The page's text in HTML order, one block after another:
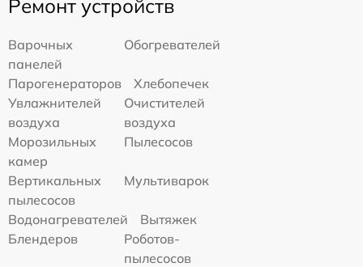
Ремонт устройств
Варочных
панелей
Обогревателей
Парогенераторов
Хлебопечек
Увлажнителей
воздуха
Очистителей
воздуха
Морозильных
камер
Пылесосов
Вертикальных
пылесосов
Мультиварок
Водонагревателей
Вытяжек
Блендеров
Роботов-
пылесосов